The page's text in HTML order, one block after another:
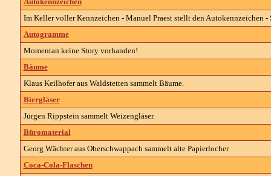
Im Keller voller Kennzeichen - Manuel Praest stellt den Autokennzeichen
Autogramme
Momentan keine Story vorhanden!
Bäume
Klaus Keilhofer aus Waldstetten sammelt Bäume.
Biergläser
Jürgen Rippstein sammelt Weizengläser.
Büromaterial
Georg Wächter aus Oberschwappach sammelt alte Papierlocher
Coca-Cola-Flaschen